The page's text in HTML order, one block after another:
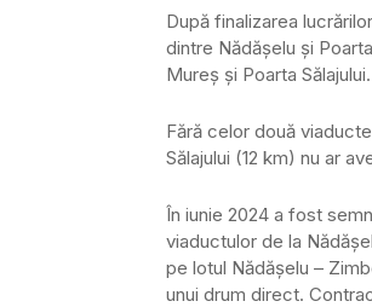
După finalizarea
dintre Nădăşelu şi
Mureş și Poarta Sălajului.
Fără celor două
Sălajului (12 km) nu ar
În iunie 2024 a fost
viaductulor de la
pe lotul Nădășelu –
unui drum direct.